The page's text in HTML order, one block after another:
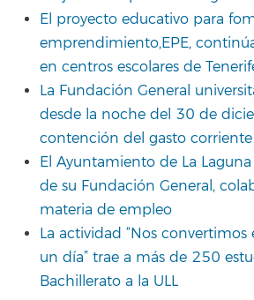
El proyecto educativo para
emprendimiento,EPE,
en centros escolares de
La Fundación General
desde la noche del 30 de
contención del gasto corriente
El Ayuntamiento de La Laguna
de su Fundación General,
materia de empleo
La actividad “Nos
un día” trae a más de 250
Bachillerato a la ULL